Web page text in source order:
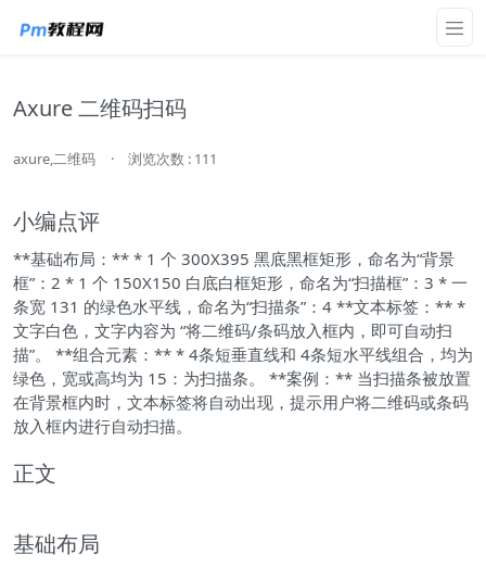
Axure 二维码扫码
axure,二维码 · 浏览次数 : 111
小编点评
**基础布局：** * 1 个 300X395 黑底黑框矩形，命名为“背景
框”：2 * 1 个 150X150 白底白框矩形，命名为“扫描框”：3 * 一
条宽 131 的绿色水平线，命名为“扫描条”：4 **文本标签：** *
文字白色，文字内容为 “将二维码/条码放入框内，即可自动扫
描”。 **组合元素：** * 4条短垂直线和 4条短水平线组合，均为
绿色，宽或高均为 15：为扫描条。 **案例：** 当扫描条被放置
在背景框内时，文本标签将自动出现，提示用户将二维码或条码
放入框内进行自动扫描。
正文
基础布局